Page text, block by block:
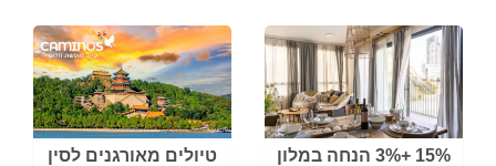
15% +3% הנחה במלון
טיולים מאורגנים לסין